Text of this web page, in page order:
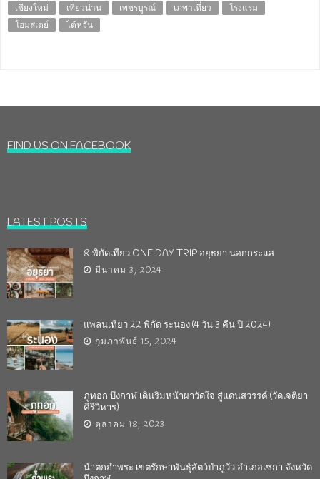
เชียงใหม่
เที่ยวน่าน เพชรบูรณ์ เภพาเที่ยว
โรงแรม
โฮมสเตย์
ไต้หวัน
FIND US ON FACEBOOK
LATEST POSTS
8 พิกัดเที่ยว ONE DAY TRIP อยุธยา นอกกระแส
มีนาคม 3, 2024
แพลนเที่ยว 22 พิกัด ระนอง (4 วัน 3 คืน ปี 2024)
กุมภาพันธ์ 15, 2024
ภูทอก บึงกาฬ เดินริมหน้าผาวัดใจ สู่แดนสวรรค์ (วัดเจติยา
คีรีวิหาร)
ตุลาคม 18, 2023
น้ำตกถ้ำพระ เขตรักษาพันธุ์สัตว์ป่าภูวัว อำเภอเซกา จังหวัด